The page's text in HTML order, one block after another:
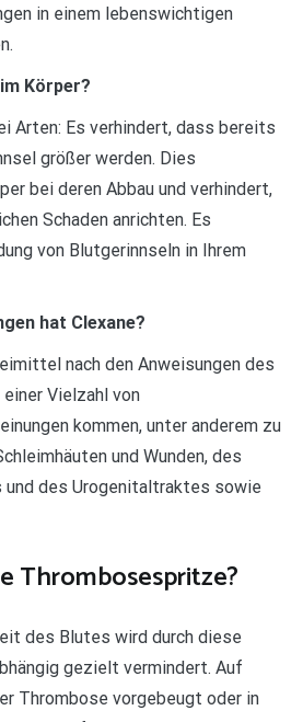
in einem lebenswichtigen
Körper?
Arten: Es verhindert, dass bereits
größer werden. Dies
bei deren Abbau und verhindert,
Schaden anrichten. Es
von Blutgerinnseln in Ihrem
hat Clexane?
nach den Anweisungen des
Vielzahl von
kommen, unter anderem zu
und Wunden, des
und des Urogenitaltraktes sowie
Thrombosespritze?
des Blutes wird durch diese
gezielt vermindert. Auf
Thrombose vorgebeugt oder in